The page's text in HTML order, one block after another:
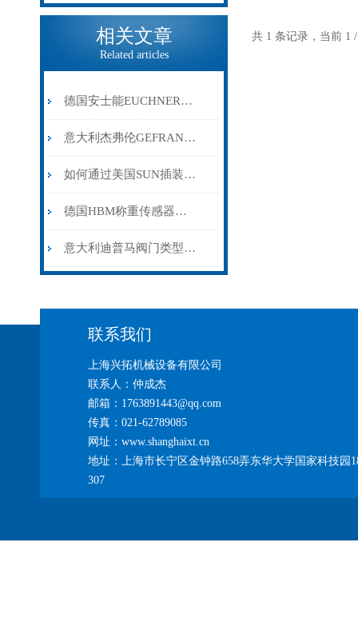
相关文章
Related articles
德国安士能EUCHNER安全开关STP4A系列参数介绍
意大利杰弗伦GEFRAN传感器的主要类别
如何通过美国SUN插装阀实现液压系统的高效控制？
德国HBM称重传感器如何选型
意大利迪普马阀门类型简介
共 1 条记录，当前
联系我们
上海兴拓机械设备有限公司
联系人：仲成杰
邮箱：1763891443@qq.com
传真：021-62789085
网址：www.shanghaixt.cn
地址：上海市长宁区金钟路658弄东华大学国家科技园
307